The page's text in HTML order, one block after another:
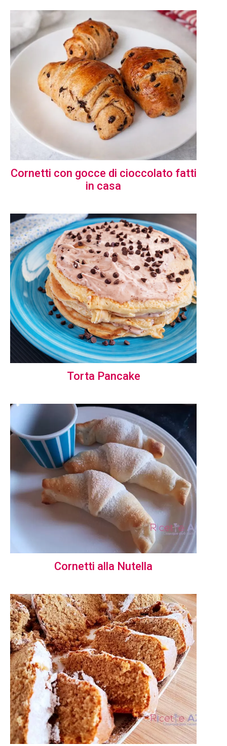
Cornetti con gocce di cioccolato fatti
in casa
Torta Pancake
Cornetti alla Nutella